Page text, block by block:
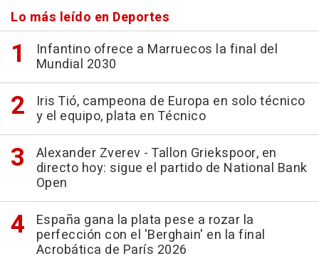
Lo más leído en Deportes
Infantino ofrece a Marruecos la final del
Mundial 2030
Iris Tió, campeona de Europa en solo técnico
y el equipo, plata en Técnico
Alexander Zverev - Tallon Griekspoor, en
directo hoy: sigue el partido de National Bank
Open
España gana la plata pese a rozar la
perfección con el 'Berghain' en la final
Acrobática de París 2026